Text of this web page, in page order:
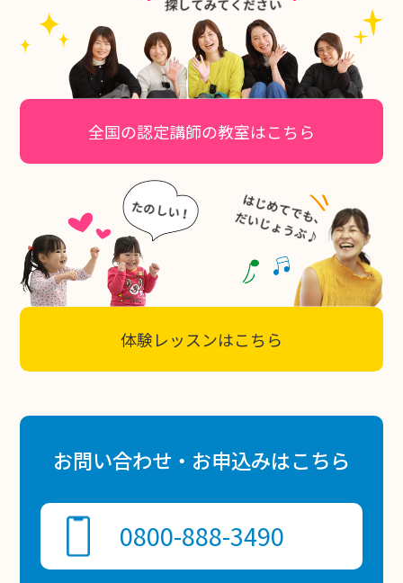
全国の認定講師の教室はこちら
体験レッスンはこちら
お問い合わせ・お申込みはこちら
0800-888-3490